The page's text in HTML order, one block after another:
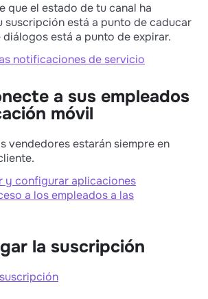
que el estado de tu canal ha
suscripción está a punto de caducar
está a punto de expirar.
notificaciones de servicio
a sus empleados
móvil
vendedores estarán siempre en
y configurar aplicaciones
a los empleados a las
la suscripción